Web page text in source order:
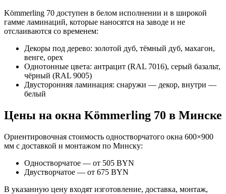
Kömmerling 70 доступен в белом исполнении и в широкой
гамме ламинаций, которые наносятся на заводе и не
отслаиваются со временем:
Декоры под дерево: золотой дуб, тёмный дуб, махагон,
венге, орех
Однотонные цвета: антрацит (RAL 7016), серый базальт,
чёрный (RAL 9005)
Двусторонняя ламинация: снаружи — декор, внутри —
белый
Цены на окна Kömmerling 70 в Минске
Ориентировочная стоимость одностворчатого окна 600×900
мм с доставкой и монтажом по Минску:
Одностворчатое — от 505 BYN
Двустворчатое — от 675 BYN
В указанную цену входят изготовление, доставка, монтаж,